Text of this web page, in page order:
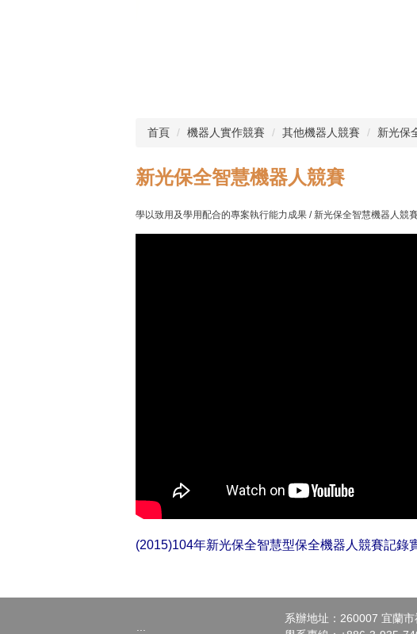
首頁 機器人實作競賽 其他機器人競賽 新光保
新光保全智慧機器人競賽
學以致用及學用配合的專案執行能力成果 / 新光保全智慧機器人競賽
(2015)104年新光保全智慧型保全機器人競賽記錄
系辦地址：260007 宜蘭